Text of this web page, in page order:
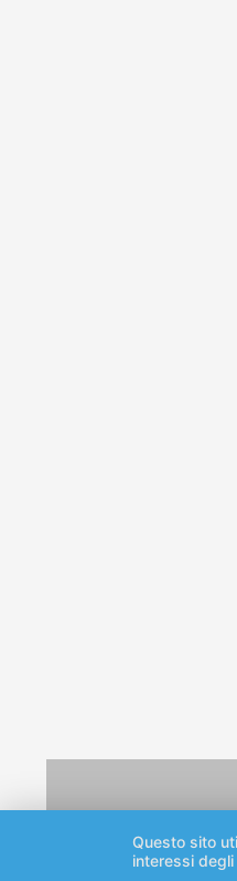
Questo sito
interessi